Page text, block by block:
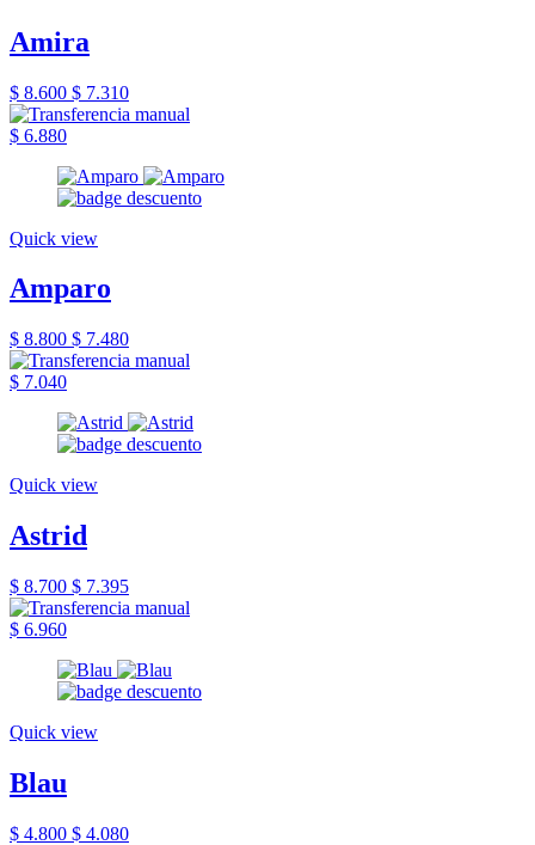
Amira
$ 8.600 $ 7.310
$ 6.880
Quick view
Amparo
$ 8.800 $ 7.480
$ 7.040
Quick view
Astrid
$ 8.700 $ 7.395
$ 6.960
Quick view
Blau
$ 4.800 $ 4.080